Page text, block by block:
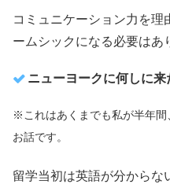
コミュニケーション力を理
ームシックになる必要はあ
ニューヨークに何しに来
※これはあくまでも私が半年
お話です。
留学当初は英語が分からな